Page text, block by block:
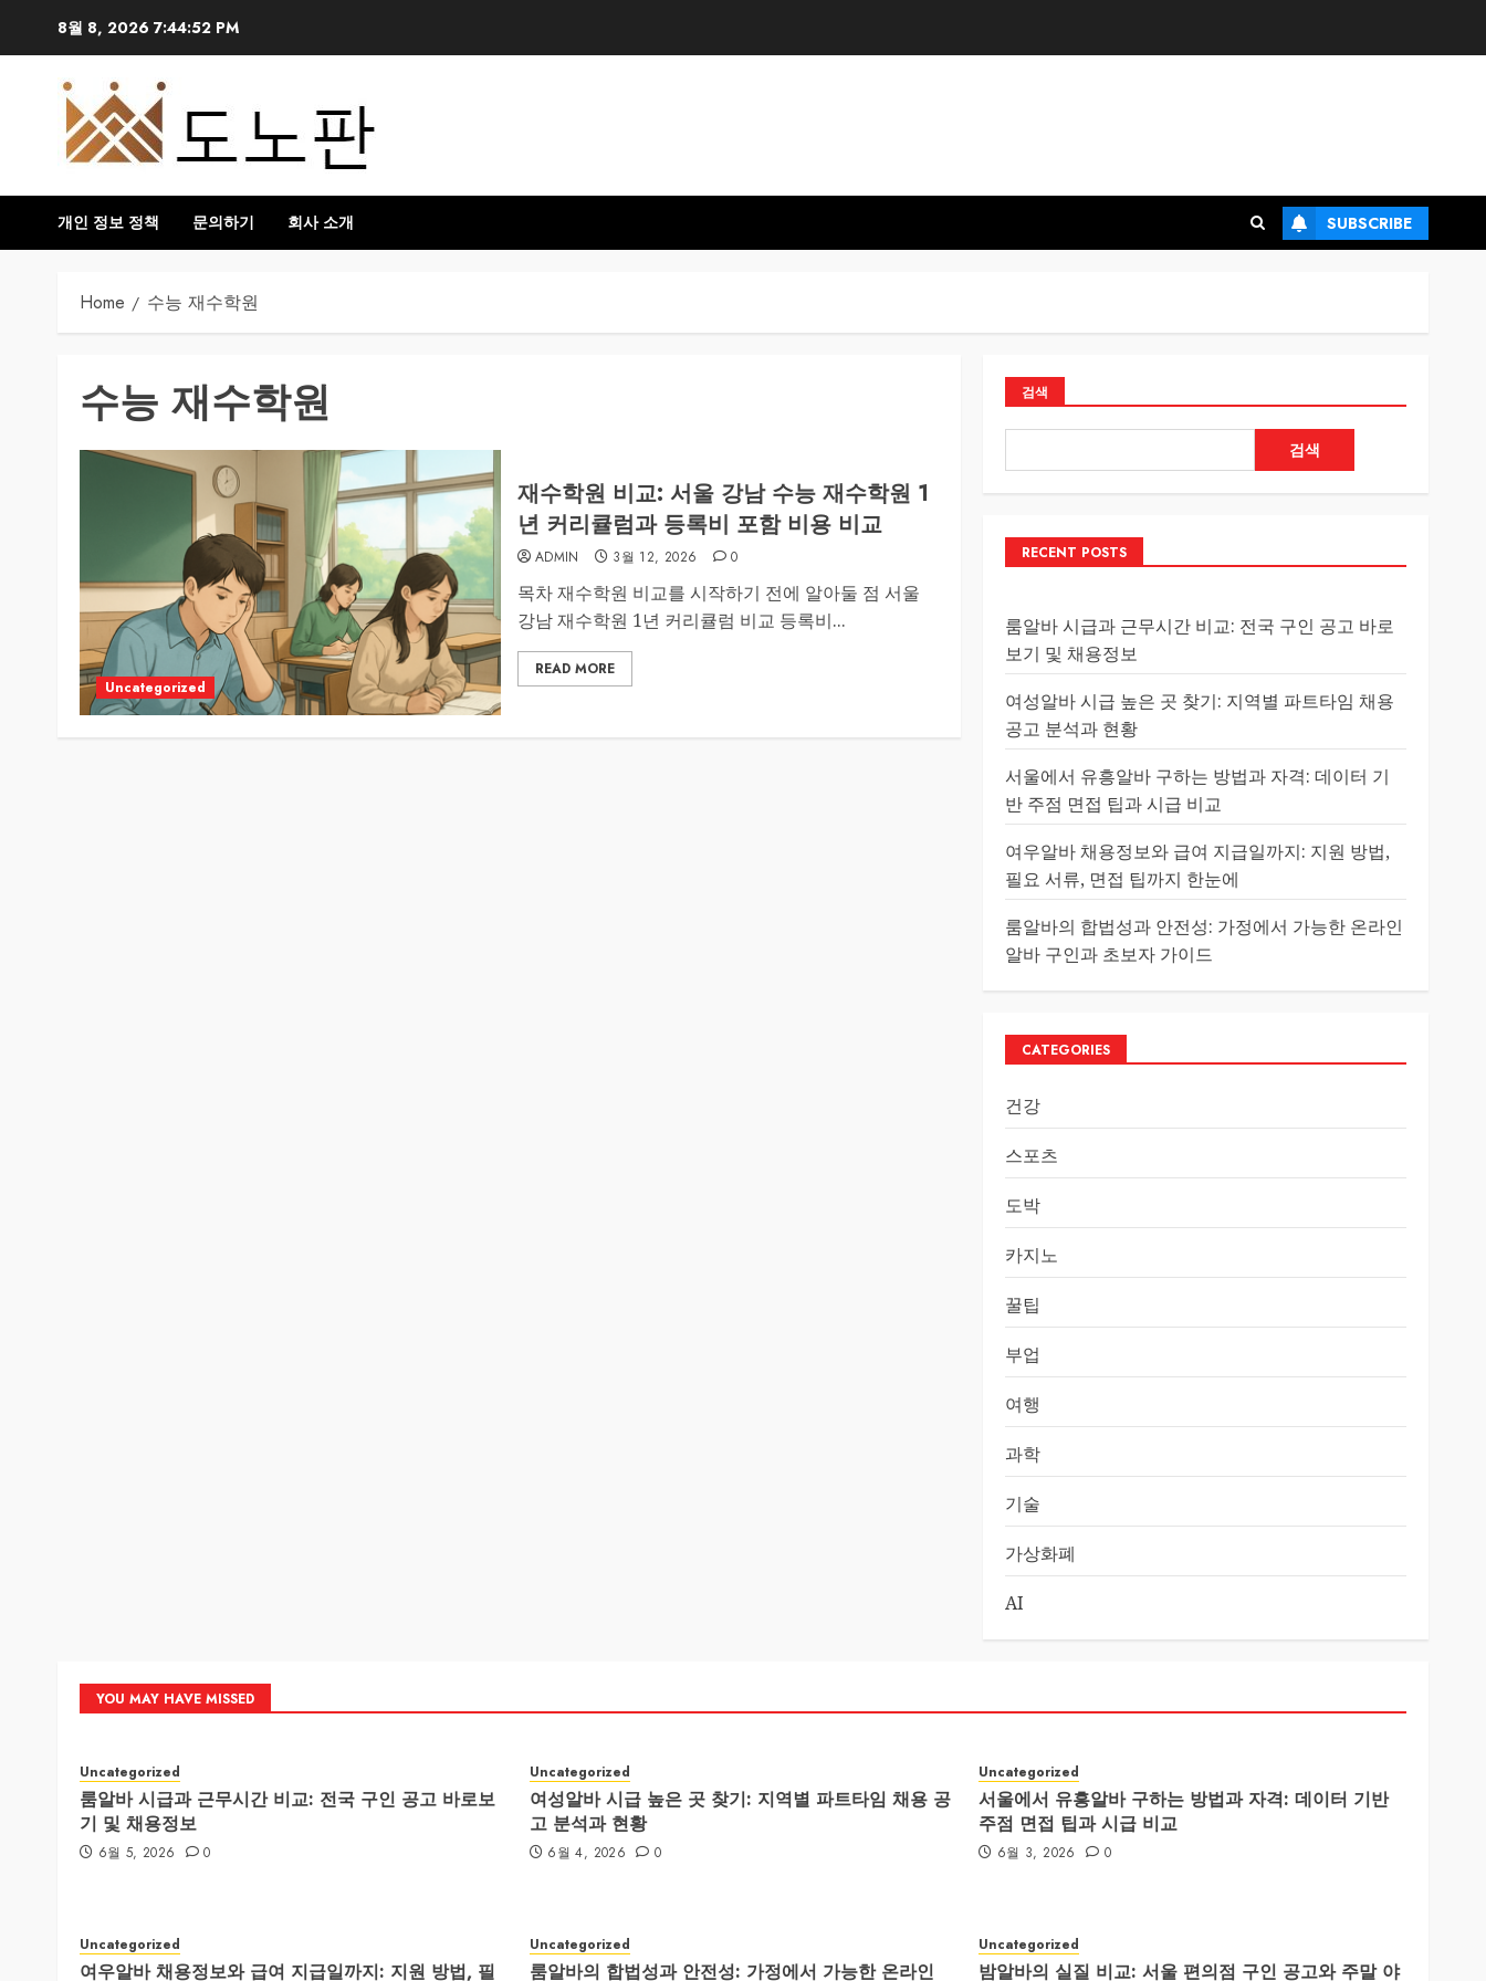
8월 8, 2026 7:44:53 PM
개인 정보 정책 문의하기 회사 소개 SUBSCRIBE
Home 수능 재수학원
수능 재수학원
Uncategorized
재수학원 비교: 서울 강남 수능 재수학원 1
년 커리큘럼과 등록비 포함 비용 비교
ADMIN 3월 12, 2026 0
목차 재수학원 비교를 시작하기 전에 알아둘 점 서울
강남 재수학원 1년 커리큘럼 비교 등록비...
READ MORE
검색
검색
RECENT POSTS
룸알바 시급과 근무시간 비교: 전국 구인 공고 바로
보기 및 채용정보
여성알바 시급 높은 곳 찾기: 지역별 파트타임 채용
공고 분석과 현황
서울에서 유흥알바 구하는 방법과 자격: 데이터 기
반 주점 면접 팁과 시급 비교
여우알바 채용정보와 급여 지급일까지: 지원 방법,
필요 서류, 면접 팁까지 한눈에
룸알바의 합법성과 안전성: 가정에서 가능한 온라인
알바 구인과 초보자 가이드
CATEGORIES
건강
스포츠
도박
카지노
꿀팁
부업
여행
과학
기술
가상화폐
AI
YOU MAY HAVE MISSED
Uncategorized
룸알바 시급과 근무시간 비교: 전국 구인 공고 바로보
기 및 채용정보
6월 5, 2026 0
Uncategorized
여성알바 시급 높은 곳 찾기: 지역별 파트타임 채용 공
고 분석과 현황
6월 4, 2026 0
Uncategorized
서울에서 유흥알바 구하는 방법과 자격: 데이터 기반
주점 면접 팁과 시급 비교
6월 3, 2026 0
Uncategorized
여우알바 채용정보와 급여 지급일까지: 지원 방법, 필
Uncategorized
룸알바의 합법성과 안전성: 가정에서 가능한 온라인
Uncategorized
밤알바의 실질 비교: 서울 편의점 구인 공고와 주말 야